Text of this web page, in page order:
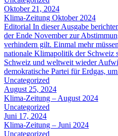
Oktober 21, 2024
Klima-Zeitung Oktober 2024
Editorial In dieser Ausgabe
der Ende November zur
verhindern gilt. Einmal mehr
nationale Klimapolitik der Schweiz
Schweiz und weltweit wieder
demokratische Partei für Erdgas,
Uncategorized
August 25, 2024
Klima-Zeitung – August 2024
Uncategorized
Juni 17, 2024
Klima-Zeitung – Juni 2024
Uncategorized